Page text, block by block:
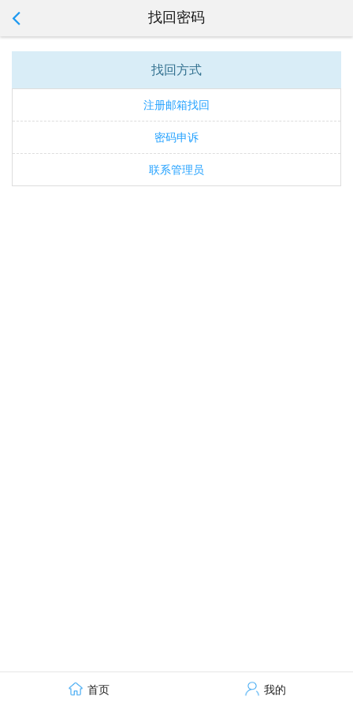
找回密码
找回方式
注册邮箱找回
密码申诉
联系管理员
首页 我的